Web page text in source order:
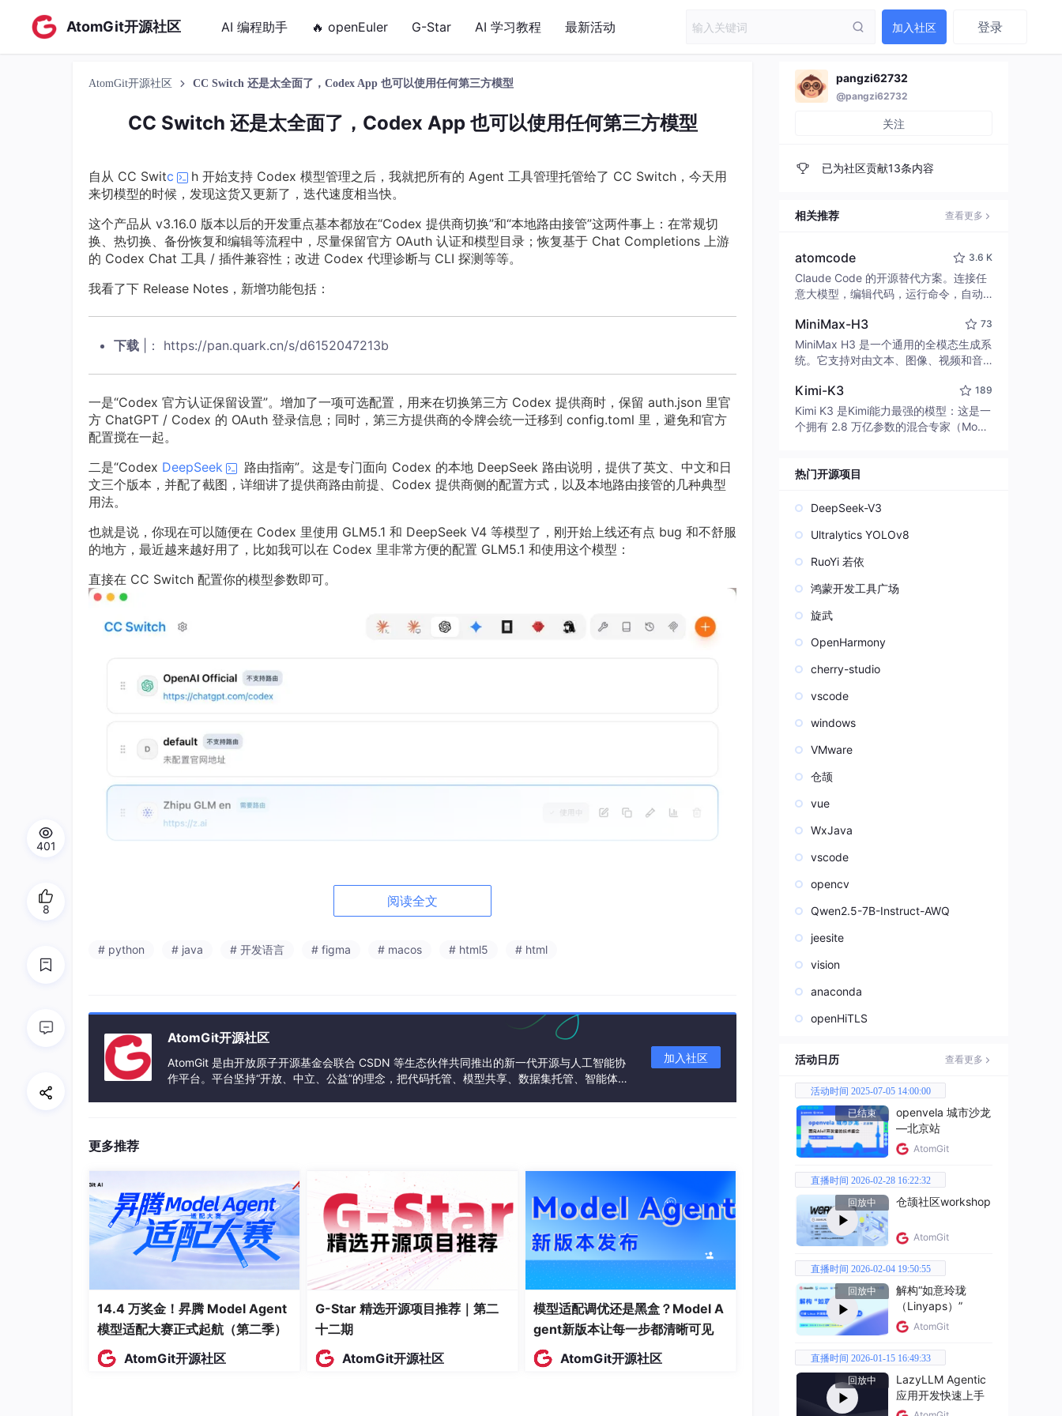
AtomGit开源社区 AI 编程助手 🔥 openEuler G-Star AI 学习教程 最新活动 加入社区 登录
AtomGit开源社区 CC Switch 还是太全面了，Codex App 也可以使用任何第三方模型
CC Switch 还是太全面了，Codex App 也可以使用任何第三方模型
自从 CC Switc
h 开始支持 Codex 模型管理之后，我就把所有的 Agent 工具管理托管给了 CC Switch，今天用
来切模型的时候，发现这货又更新了，迭代速度相当快。
这个产品从 v3.16.0 版本以后的开发重点基本都放在“Codex 提供商切换”和“本地路由接管”这两件事上：在常规切
换、热切换、备份恢复和编辑等流程中，尽量保留官方 OAuth 认证和模型目录；恢复基于 Chat Completions 上游
的 Codex Chat 工具 / 插件兼容性；改进 Codex 代理诊断与 CLI 探测等等。
我看了下 Release Notes，新增功能包括：
下载 |： https://pan.quark.cn/s/d6152047213b
一是“Codex 官方认证保留设置”。增加了一项可选配置，用来在切换第三方 Codex 提供商时，保留 auth.json 里官
方 ChatGPT / Codex 的 OAuth 登录信息；同时，第三方提供商的令牌会统一迁移到 config.toml 里，避免和官方
配置搅在一起。
二是“Codex DeepSeek
路由指南”。这是专门面向 Codex 的本地 DeepSeek 路由说明，提供了英文、中文和日
文三个版本，并配了截图，详细讲了提供商路由前提、Codex 提供商侧的配置方式，以及本地路由接管的几种典型
用法。
也就是说，你现在可以随便在 Codex 里使用 GLM5.1 和 DeepSeek V4 等模型了，刚开始上线还有点 bug 和不舒服
的地方，最近越来越好用了，比如我可以在 Codex 里非常方便的配置 GLM5.1 和使用这个模型：
直接在 CC Switch 配置你的模型参数即可。
的在 CC，Claude App 和 Codex 里使用第三方模型了，这是 CC 的：
这是 Codex 的，全部针对性做了配置项：
阅读全文
# python # java # 开发语言 # figma # macos # html5 # html
AtomGit开源社区
AtomGit 是由开放原子开源基金会联合 CSDN 等生态伙伴共同推出的新一代开源与人工智能协
作平台。平台坚持“开放、中立、公益”的理念，把代码托管、模型共享、数据集托管、智能体开
加入社区
更多推荐
14.4 万奖金！昇腾 Model Agent
模型适配大赛正式起航（第二季）
AtomGit开源社区
G-Star 精选开源项目推荐｜第二
十二期
AtomGit开源社区
模型适配调优还是黑盒？Model A
gent新版本让每一步都清晰可见
AtomGit开源社区
401
8
pangzi62732
@pangzi62732
关注
已为社区贡献13条内容
相关推荐 查看更多
atomcode 3.6 K
Claude Code 的开源替代方案。连接任
意大模型，编辑代码，运行命令，自动
致性能。 ｜ An open-source alternativ
e to Claude Code. Connect any LLM,
edit code, run commands, and verify
MiniMax-H3 73
MiniMax H3 是一个通用的全模态生成系
统。它支持对由文本、图像、视频和音
并能生成分辨率高达 2K、时长可达 15
秒的带原生立体声音频的视频。得益于
面向任务泛化的系统设计，H3 在预训练
模态指令。
Kimi-K3 189
Kimi K3 是Kimi能力最强的模型：这是一
个拥有 2.8 万亿参数的混合专家（Mo
热门开源项目
DeepSeek-V3
Ultralytics YOLOv8
RuoYi 若依
鸿蒙开发工具广场
旋武
OpenHarmony
cherry-studio
vscode
windows
VMware
仓颉
vue
WxJava
vscode
opencv
Qwen2.5-7B-Instruct-AWQ
jeesite
vision
anaconda
openHiTLS
活动日历 查看更多
活动时间 2025-07-05 14:00:00
已结束
openvela 城市沙龙
—北京站
AtomGit
直播时间 2026-02-28 16:22:32
回放中
仓颉社区workshop
AtomGit
直播时间 2026-02-04 19:50:55
回放中
解构“如意玲珑
（Linyaps）”
AtomGit
直播时间 2026-01-15 16:49:33
回放中
LazyLLM Agentic
应用开发快速上手